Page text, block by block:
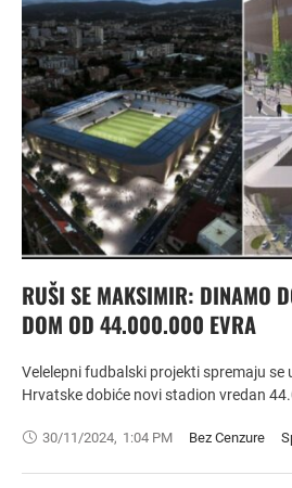
RUŠI SE MAKSIMIR: DINAMO
DOM OD 44.000.000 EVRA
Velelepni fudbalski projekti spremaju se
Hrvatske dobiće novi stadion vredan
30/11/2024, 1:04 PM Bez Cenzure